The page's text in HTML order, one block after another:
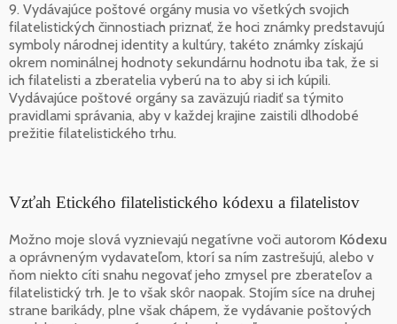
9. Vydávajúce poštové orgány musia vo všetkých svojich
filatelistických činnostiach priznať, že hoci známky predstavujú
symboly národnej identity a kultúry, takéto známky získajú
okrem nominálnej hodnoty sekundárnu hodnotu iba tak, že si
ich filatelisti a zberatelia vyberú na to aby si ich kúpili.
Vydávajúce poštové orgány sa zaväzujú riadiť sa týmito
pravidlami správania, aby v každej krajine zaistili dlhodobé
prežitie filatelistického trhu.
Vzťah Etického filatelistického kódexu a filatelistov
Možno moje slová vyznievajú negatívne voči autorom Kódexu
a oprávneným vydavateľom, ktorí sa ním zastrešujú, alebo v
ňom niekto cíti snahu negovať jeho zmysel pre zberateľov a
filatelistický trh. Je to však skôr naopak. Stojím síce na druhej
strane barikády, plne však chápem, že vydávanie poštových